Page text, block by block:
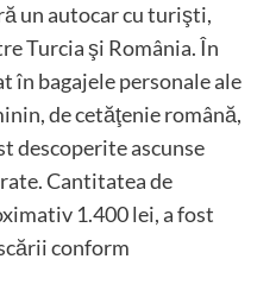
un autocar cu turişti,
Turcia şi România. În
în bagajele personale ale
de cetăţenie română,
descoperite ascunse
Cantitatea de
1.400 lei, a fost
conform